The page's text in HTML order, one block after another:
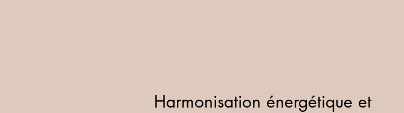
Harmonisation énergétique et